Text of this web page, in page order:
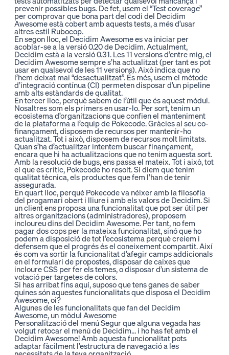
prevenir possibles bugs. De fet, usem el “Test coverage”
per comprovar que bona part del codi del Decidim
Awesome està cobert amb aquests tests, a més d’usar
altres estil Rubocop.
En segon lloc, el Decidim Awesome es va iniciar per
acoblar-se a la versió 0.20 de Decidim. Actualment,
Decidim està a la versió 0.31. Les 11 versions d’entre mig, el
Decidim Awesome sempre s’ha actualitzat (per tant es pot
usar en qualsevol de les 11 versions). Això indica que no
l’hem deixat mai “desactualitzat”. És més, usem el mètode
d’integració contínua (CI) permeten disposar d’un pipeline
amb alts estàndards de qualitat.
En tercer lloc, perquè sabem de l’útil que és aquest mòdul.
Nosaltres som els primers en usar-lo. Per sort, tenim un
ecosistema d’organitzacions que confien el manteniment
de la plataforma a l’equip de Pokecode. Gràcies al seu co-
finançament, disposem de recursos per mantenir-ho
actualitzat. Tot i això, disposem de recursos molt limitats.
Quan s’ha d’actualitzar intentem buscar finançament,
encara que hi ha actualitzacions que no tenim aquesta sort.
Amb la resolució de bugs, ens passa el mateix. Tot i això, tot
el que es crític, Pokecode ho resolt. Si diem que tenim
qualitat tècnica, els productes que fem l’han de tenir
assegurada.
En quart lloc, perquè Pokecode va néixer amb la filosofia
del progamari obert i lliure i amb els valors de Decidim. Si
un client ens proposa una funcionalitat que pot ser útil per
altres organitzacions (administradores), proposem
incloureu dins del Decidim Awesome. Per tant, no fem
pagar dos cops per la mateixa funcionalitat, sinó que ho
podem a disposició de tot l’ecosistema perquè creiem i
defensem que el progrés és el coneixement compartit. Així
és com va sortir la funcionalitat d’afegir camps addicionals
en el formulari de propostes, disposar de caixes que
incloure CSS per fer els temes, o disposar d’un sistema de
votació per targetes de colors.
Si has arribat fins aquí, suposo que tens ganes de saber
quines són aquestes funcionalitats que disposa el Decidim
Awesome, oi?
Algunes de les funcionalitats que fan del Decidim
Awesome, un mòdul Awesome
Personalització del menúSegur que alguna vegada has
volgut retocar el menú de Decidim… i ho has fet amb el
Decidim Awesome! Amb aquesta funcionalitat pots
adaptar fàcilment l’estructura de navegació a les